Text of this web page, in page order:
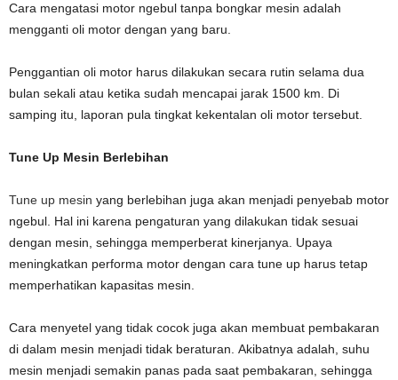
Cara mengatasi motor ngebul tanpa bongkar mesin adalah
mengganti oli motor dengan yang baru.
Penggantian oli motor harus dilakukan secara rutin selama dua
bulan sekali atau ketika sudah mencapai jarak 1500 km. Di
samping itu, laporan pula tingkat kekentalan oli motor tersebut.
Tune Up Mesin Berlebihan
Tune up mesin yang berlebihan juga akan menjadi penyebab motor
ngebul. Hal ini karena pengaturan yang dilakukan tidak sesuai
dengan mesin, sehingga memperberat kinerjanya. Upaya
meningkatkan performa motor dengan cara tune up harus tetap
memperhatikan kapasitas mesin.
Cara menyetel yang tidak cocok juga akan membuat pembakaran
di dalam mesin menjadi tidak beraturan. Akibatnya adalah, suhu
mesin menjadi semakin panas pada saat pembakaran, sehingga